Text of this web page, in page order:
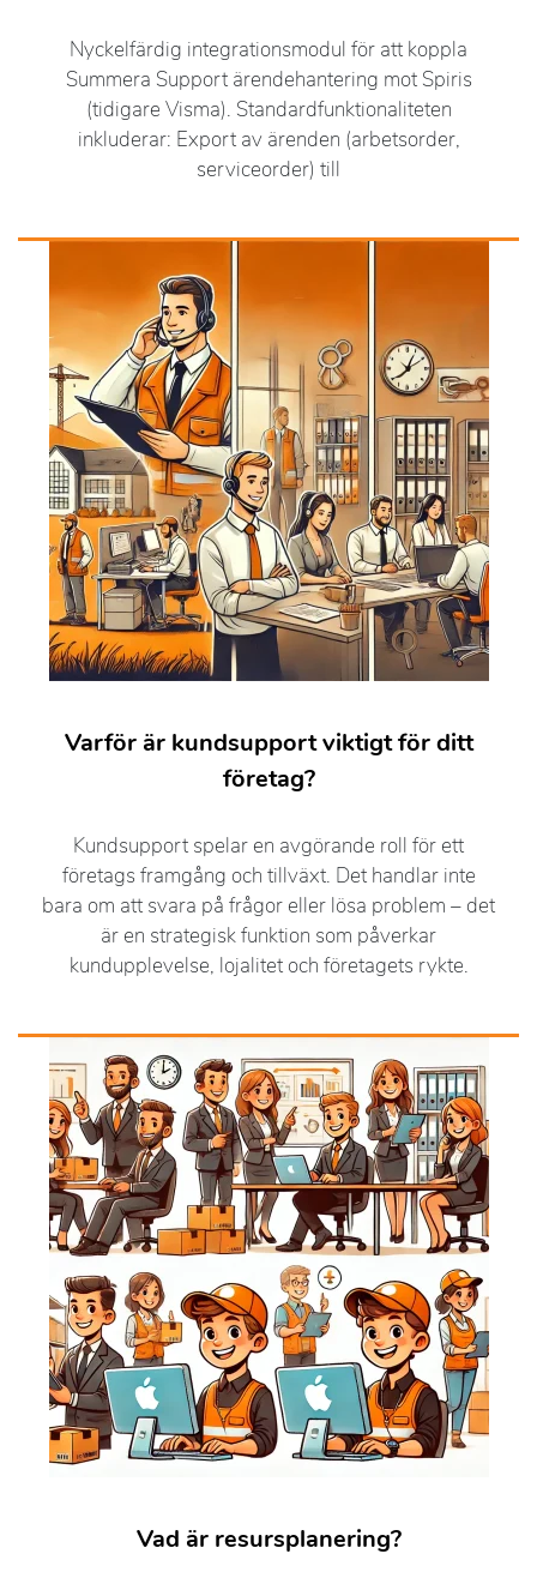
Nyckelfärdig integrationsmodul för att koppla
Summera Support ärendehantering mot Spiris
(tidigare Visma). Standardfunktionaliteten
inkluderar: Export av ärenden (arbetsorder,
serviceorder) till
Varför är kundsupport viktigt för ditt
företag?
Kundsupport spelar en avgörande roll för ett
företags framgång och tillväxt. Det handlar inte
bara om att svara på frågor eller lösa problem – det
är en strategisk funktion som påverkar
kundupplevelse, lojalitet och företagets rykte.
Vad är resursplanering?